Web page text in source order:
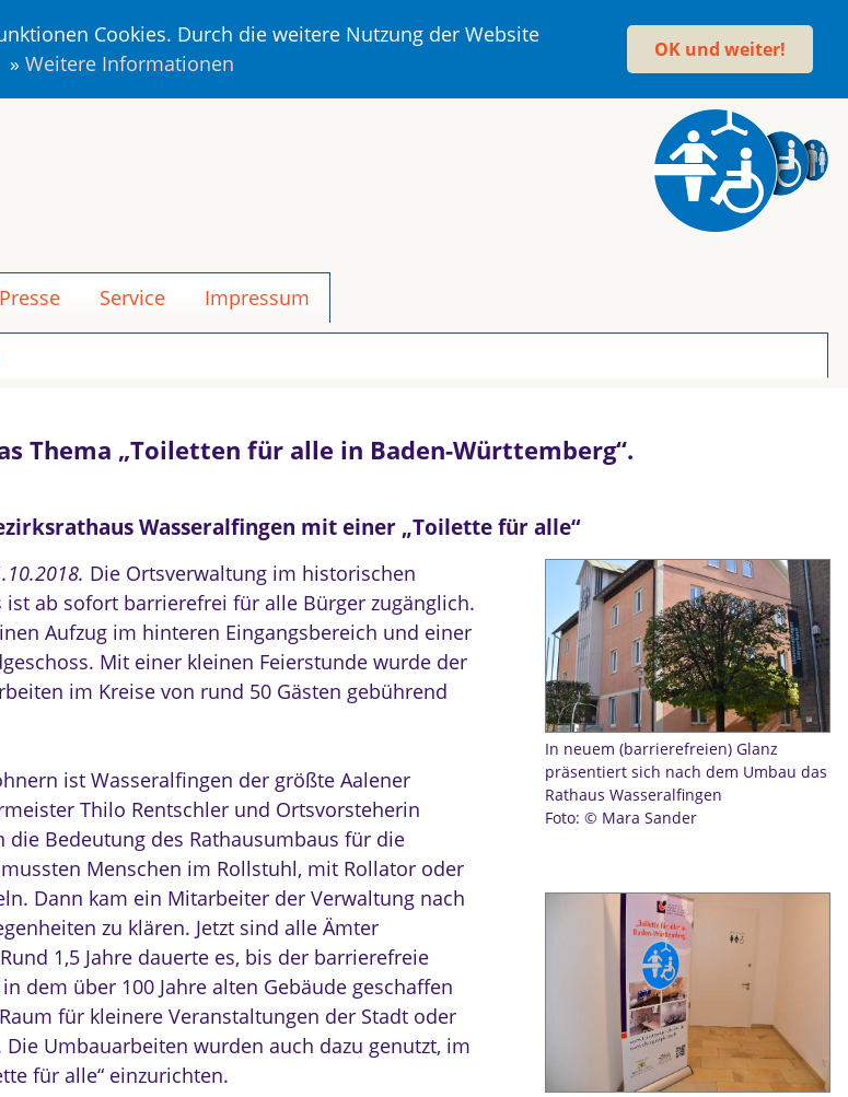
Cookies. Durch die weitere Nutzung der Website
»Weitere Informationen
OK und weiter!
Presse Service Impressum
Thema „Toiletten für alle in Baden-Württemberg“.
Wasseralfingen mit einer „Toilette für alle“
Die Ortsverwaltung im historischen
ist ab sofort barrierefrei für alle Bürger zugänglich.
Aufzug im hinteren Eingangsbereich und einer
Mit einer kleinen Feierstunde wurde der
im Kreise von rund 50 Gästen gebührend
ist Wasseralfingen der größte Aalener
Thilo Rentschler und Ortsvorsteherin
die Bedeutung des Rathausumbaus für die
Menschen im Rollstuhl, mit Rollator oder
Dann kam ein Mitarbeiter der Verwaltung nach
zu klären. Jetzt sind alle Ämter
1,5 Jahre dauerte es, bis der barrierefreie
dem über 100 Jahre alten Gebäude geschaffen
für kleinere Veranstaltungen der Stadt oder
Die Umbauarbeiten wurden auch dazu genutzt, im
für alle“ einzurichten.
In neuem (barrierefreien) Glanz
präsentiert sich nach dem Umbau das
Rathaus Wasseralfingen
Foto: © Mara Sander